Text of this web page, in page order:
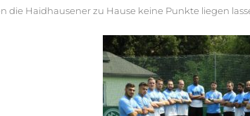
die Haidhausener zu Hause keine Punkte liegen